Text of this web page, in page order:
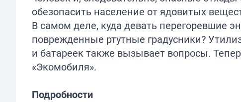
обезопасить население от ядовитых
В самом деле, куда девать перегоревшие
поврежденные ртутные градусники?
и батареек также вызывает вопросы.
«Экомобиля».
Подробности